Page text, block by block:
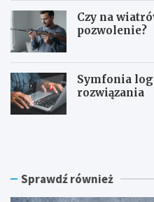
Czy na
pozwolenie?
Symfonia
rozwiązania
W
n
S
y Sprawdź również